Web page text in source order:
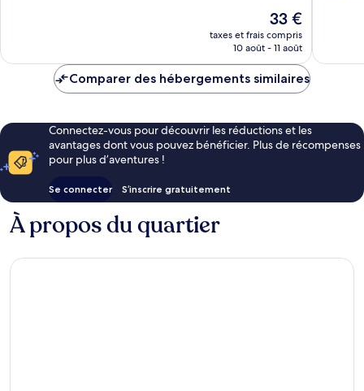
Le
nouveau
prix
de
33 €
taxes et frais compris
10 août - 11 août
Comparer des hébergements similaires
Connectez-vous pour découvrir les réductions et les
avantages dont vous pouvez bénéficier. Plus de récompenses
pour plus d’aventures !
Se connecter S’inscrire gratuitement
À propos du quartier